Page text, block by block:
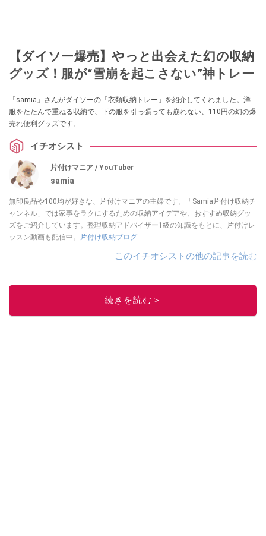
【ダイソー爆売】やっと出会えた幻の収納
グッズ！服が“雪崩を起こさない”神トレー
「samia」さんがダイソーの「衣類収納トレー」を紹介してくれました。洋
服をたたんで重ねる収納で、下の服を引っ張っても崩れない、110円の幻の爆
売れ便利グッズです。
イチオシスト
片付けマニア / YouTuber
samia
無印良品や100均が好きな、片付けマニアの主婦です。「Samia片付け収納チ
ャンネル」では家事をラクにするための収納アイデアや、おすすめ収納グッ
ズをご紹介しています。整理収納アドバイザー1級の知識をもとに、片付けレ
ッスン動画も配信中。
片付け収納ブログ
このイチオシストの他の記事を読む
続きを読む＞